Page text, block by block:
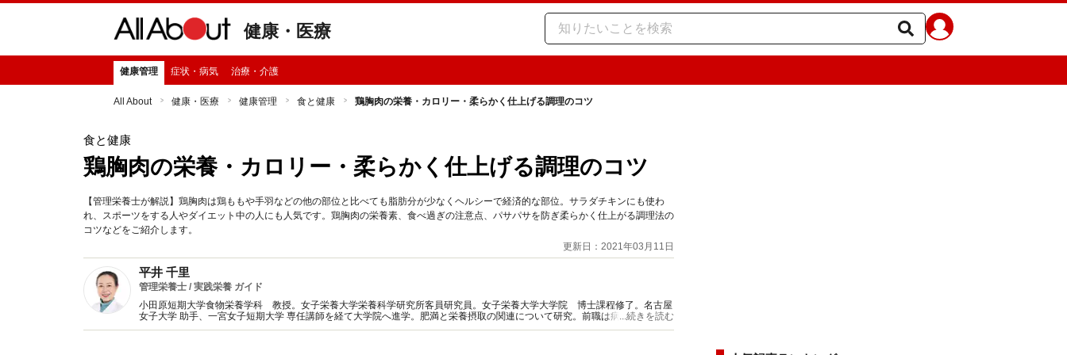
健康・医療
健康管理 症状・病気 治療・介護
All About 健康・医療 健康管理 食と健康 鶏胸肉の栄養・カロリー・柔らかく仕上げる調理のコツ
食と健康
鶏胸肉の栄養・カロリー・柔らかく仕上げる調理のコツ
【管理栄養士が解説】鶏胸肉は鶏ももや手羽などの他の部位と比べても脂肪分が少なくヘルシーで経済的な部位。サラダチキンにも使わ
れ、スポーツをする人やダイエット中の人にも人気です。鶏胸肉の栄養素、食べ過ぎの注意点、パサパサを防ぎ柔らかく仕上がる調理法の
コツなどをご紹介します。
更新日：2021年03月11日
平井 千里
管理栄養士 / 実践栄養 ガイド
小田原短期大学食物栄養学科 教授。女子栄養大学栄養科学研究所客員研究員。女子栄養大学大学院 博士課程修了。名古屋
女子大学 助手、一宮女子短期大学 専任講師を経て大学院へ進学。肥満と栄養摂取の関連について研究。前職は病院栄養科責
任者（栄養相談も実施）。現在は教壇に立つ傍ら、実践に即した栄養情報を発信。
...続きを読む